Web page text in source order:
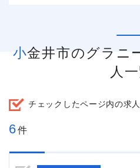
小金井市のグラニー＆グランダの求
人
チェックしたページ内の求
6件